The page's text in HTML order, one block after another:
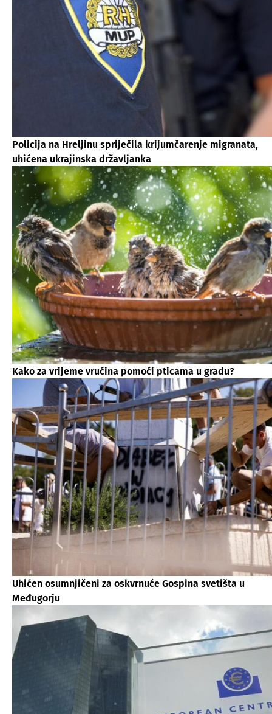
Policija na Hreljinu spriječila krijumčarenje migranata,
uhićena ukrajinska državljanka
Kako za vrijeme vrućina pomoći pticama u gradu?
Uhićen osumnjičeni za oskvrnuće Gospina svetišta u
Međugorju